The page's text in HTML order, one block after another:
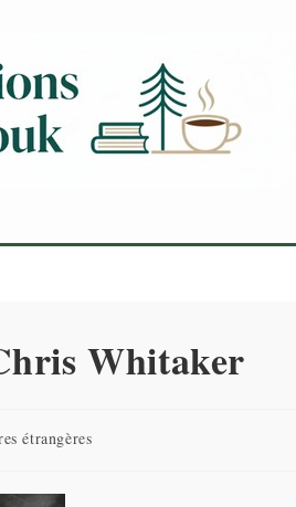
Whitaker
étrangères